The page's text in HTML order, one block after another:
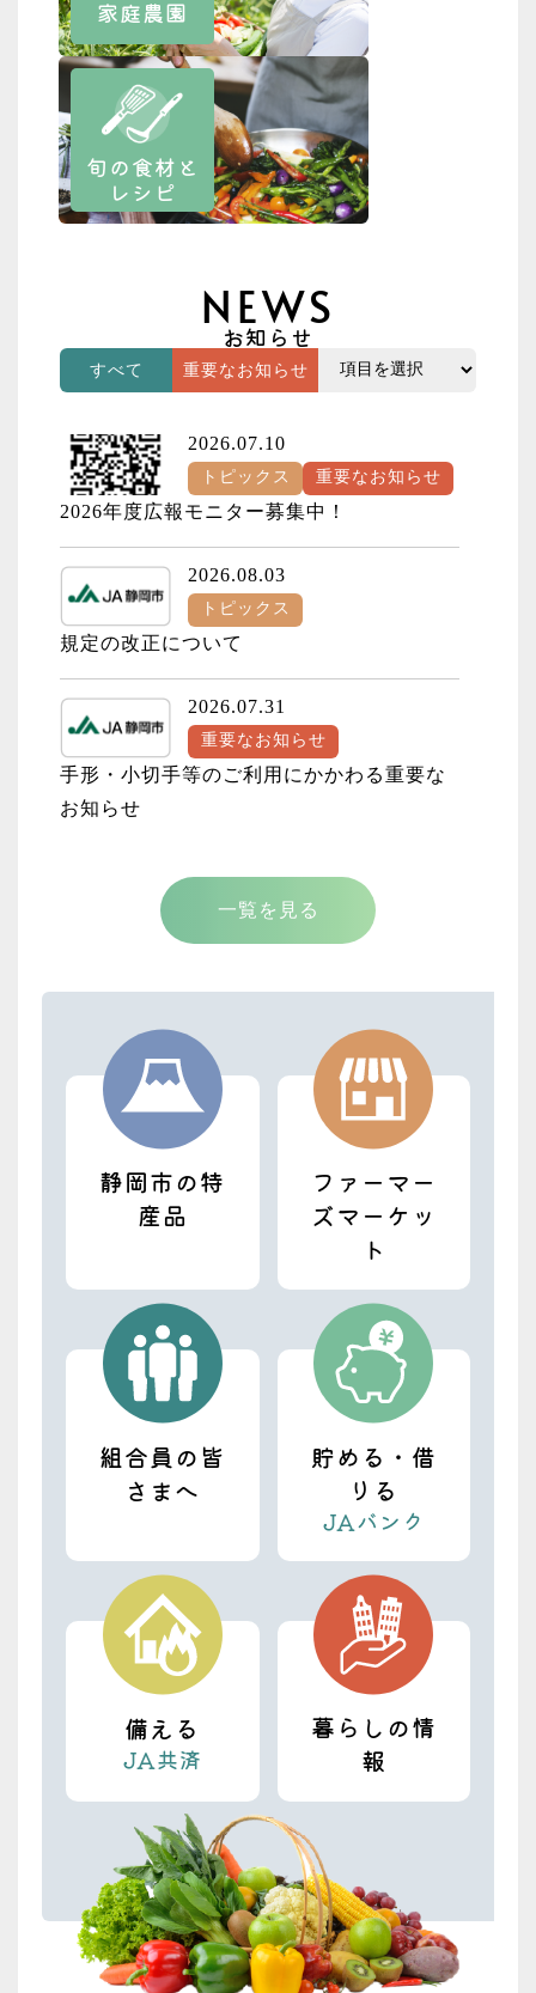
家庭農園
旬の食材と
レシピ
NEWS
お知らせ
すべて 重要なお知らせ
2026.07.10
トピックス 重要なお知らせ
2026年度広報モニター募集中！
2026.08.03
トピックス
規定の改正について
2026.07.31
重要なお知らせ
手形・小切手等のご利用にかかわる重要な
お知らせ
重要なお知らせ
大里支店の電話復旧のお知らせ【7/28 8:00
2026.07.27
じまんの農業塾 トピックス
じまんの農業塾 販売体験 育てた野菜を
「売る」ことを学ぶ
用がおトク！
2026.07.17
トピックス 営農
の目ぞろえ会開催
じまんの農業塾 トピックス
令和８年度 准組合員懇談会 開催
2026.07.15
７／３１ 伝統技術の継承「静岡市手揉茶
品評会」
2026.07.15
プレスリリース
７／２５ 「じまんの農業塾」販売体験
2026.07.15
一覧を見る
静岡市の特
産品
ファーマー
ズマーケッ
ト
組合員の皆
さまへ
貯める・借
りる
JAバンク
備える
JA共済
暮らしの情
報